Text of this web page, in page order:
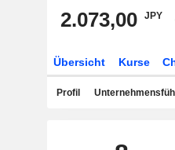
2.073,00 JPY
Übersicht Kurse
Profil